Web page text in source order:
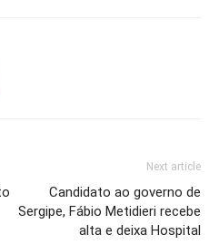
Next article
Candidato ao governo de
Sergipe, Fábio Metidieri recebe
alta e deixa Hospital